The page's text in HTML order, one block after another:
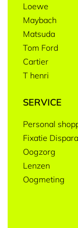
Loewe
Maybach
Matsuda
Tom Ford
Cartier
T henri
SERVICE
Personal
Fixatie
Oogzorg
Lenzen
Oogmeting